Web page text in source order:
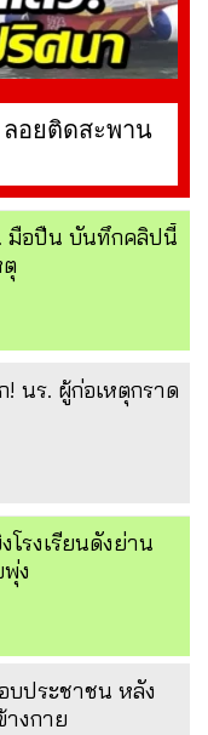
อยติดสะพาน
มือปืน บันทึกคลิปนี้
นร. ผู้ก่อเหตุกราด
โรงเรียนดังย่าน
ง
บประชาชน หลัง
างกาย